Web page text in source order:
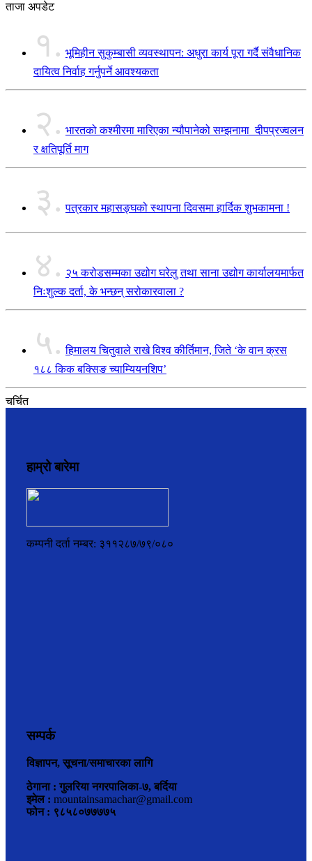
ताजा अपडेट
१. भूमिहीन सुकुम्बासी व्यवस्थापन: अधुरा कार्य पूरा गर्दै संवैधानिक
दायित्व निर्वाह गर्नुपर्ने आवश्यकता
२. भारतको कश्मीरमा मारिएका न्यौपानेको सम्झनामा दीपप्रज्वलन
र क्षतिपूर्ति माग
३. पत्रकार महासङ्घको स्थापना दिवसमा हार्दिक शुभकामना !
४. २५ करोडसम्मका उद्योग घरेलु तथा साना उद्योग कार्यालयमार्फत
निःशुल्क दर्ता, के भन्छन् सरोकारवाला ?
५. हिमालय चितुवाले राखे विश्व कीर्तिमान, जिते ‘के वान क्रस
१८८ किक बक्सिङ च्याम्यियनशिप’
चर्चित
हाम्रो बारेमा
कम्पनी दर्ता नम्बर: ३११२८७/७९/०८०
सम्पर्क
विज्ञापन, सूचना/समाचारका लागि
ठेगाना : गुलरिया नगरपालिका-७, बर्दिया
इमेल : mountainsamachar@gmail.com
फोन : ९८५८०७७७७५